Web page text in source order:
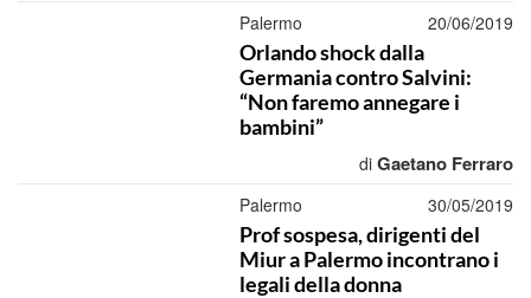
Palermo 20/06/2019
Orlando shock dalla
Germania contro Salvini:
“Non faremo annegare i
bambini”
di Gaetano Ferraro
Palermo 30/05/2019
Prof sospesa, dirigenti del
Miur a Palermo incontrano i
legali della donna